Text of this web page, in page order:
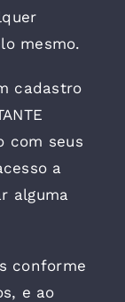
mesmo.
cadastro
com seus
a
alguma
conforme
e ao